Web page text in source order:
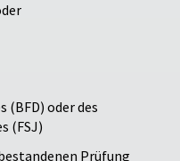
oder des
(FSJ)
Prüfung